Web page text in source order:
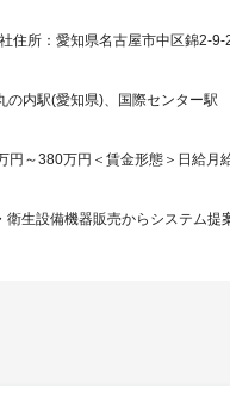
住所：愛知県名古屋市中区錦2-
の内駅(愛知県)、国際センター駅
円～380万円＜賃金形態＞日給月
衛生設備機器販売からシステム提